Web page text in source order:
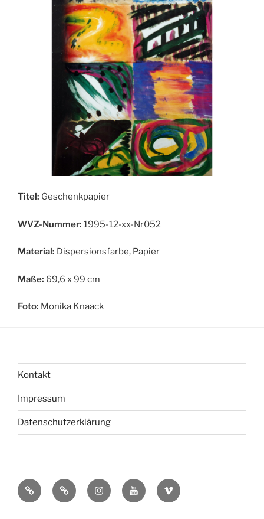
Titel: Geschenkpapier
WVZ-Nummer: 1995-12-xx-Nr052
Material: Dispersionsfarbe, Papier
Maße: 69,6 x 99 cm
Foto: Monika Knaack
Kontakt
Impressum
Datenschutzerklärung
bsky MastadonInstagramYou
Tube
Vimeo